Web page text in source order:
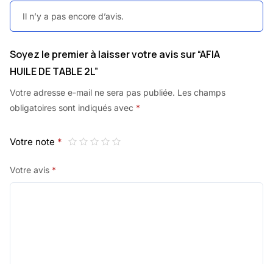
Il n’y a pas encore d’avis.
Soyez le premier à laisser votre avis sur “AFIA
HUILE DE TABLE 2L”
Votre adresse e-mail ne sera pas publiée. Les champs
obligatoires sont indiqués avec *
Votre note *
Votre avis *